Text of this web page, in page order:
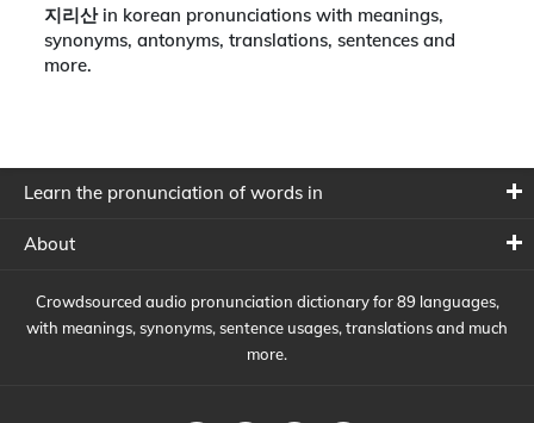
지리산 in korean pronunciations with meanings,
synonyms, antonyms, translations, sentences and
more.
Learn the pronunciation of words in
About
Crowdsourced audio pronunciation dictionary for 89 languages,
with meanings, synonyms, sentence usages, translations and much
more.